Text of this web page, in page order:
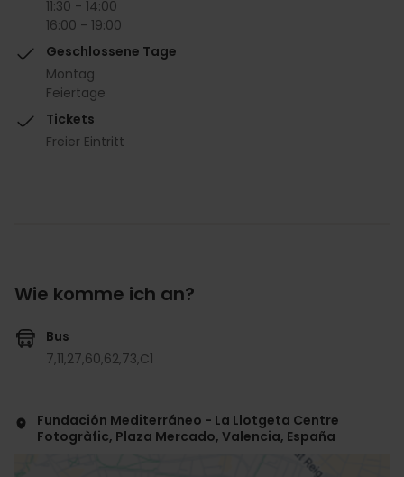
11:30 - 14:00
16:00 - 19:00
Geschlossene Tage
Montag
Feiertage
Tickets
Freier Eintritt
Wie komme ich an?
Bus
7,11,27,60,62,73,C1
Fundación Mediterráneo - La Llotgeta Centre
Fotogràfic, Plaza Mercado, Valencia, España